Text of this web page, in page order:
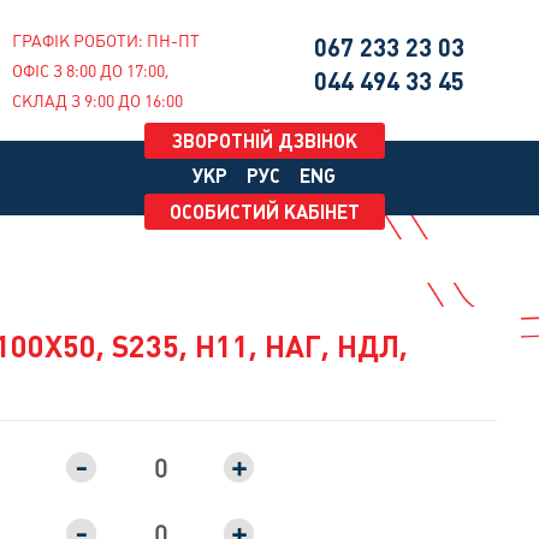
ГРАФІК РОБОТИ: ПН-ПТ
ОФІС З 8:00 ДО 17:00,
СКЛАД З 9:00 ДО 16:00
067 233 23 03
044 494 33 45
ЗВОРОТНІЙ ДЗВІНОК
УКР
РУС
ENG
ОСОБИСТИЙ КАБІНЕТ
S235, H11, НАГ, НДЛ,
- +